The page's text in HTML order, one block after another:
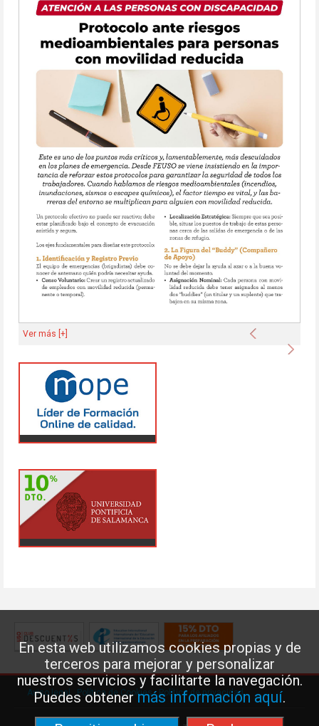
En esta web utilizamos cookies propias y de
terceros para mejorar y personalizar
nuestros servicios y facilitarte la navegación.
Puedes obtenermás información aquí.
Anterior
Ver más [+]
Aviso legal·Política de Cookies·Política de privacidad